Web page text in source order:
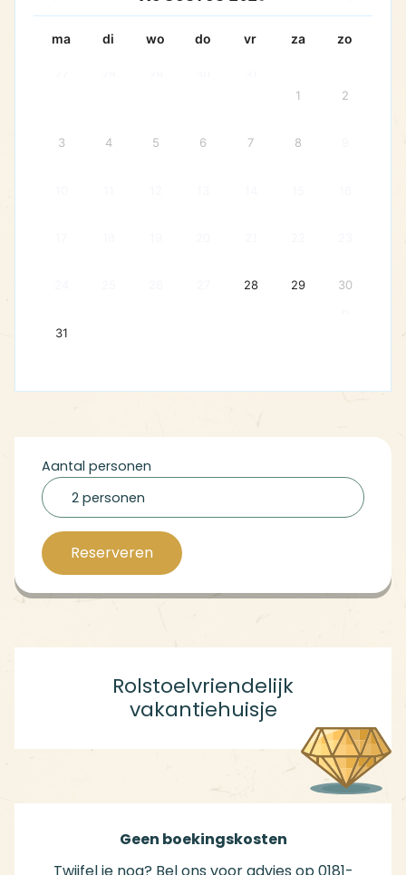
ma di wo do vr za zo
1
2
3 4 5 6 7 8
28 29 30
31
Aantal personen
2 personen
Reserveren
Rolstoelvriendelijk
vakantiehuisje
Geen boekingskosten